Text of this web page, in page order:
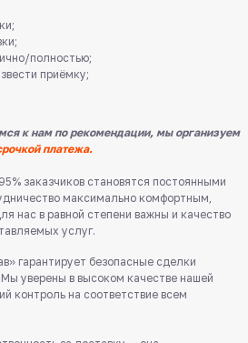
полностью;
приёмку;
к нам по рекомендации, мы организуем
платежа.
заказчиков становятся постоянными
максимально комфортным,
нас в равной степени важны и качество
услуг.
гарантирует безопасные сделки
уверены в высоком качестве нашей
контроль на соответствие всем